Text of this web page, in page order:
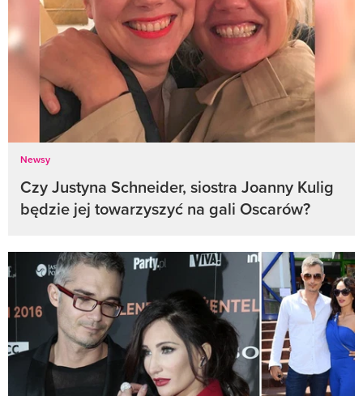
Newsy
Czy Justyna Schneider, siostra Joanny Kulig
będzie jej towarzyszyć na gali Oscarów?